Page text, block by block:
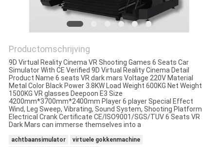
Productomschrijving
9D Virtual Reality Cinema VR Shooting Games 6 Seats Car
Simulator With CE Verified 9D Virtual Reality Cinema Detail
Product Name 6 seats VR dark mars Voltage 220V Material
Metal Color Black Power 3.8KW Load Weight 600KG Net Weight
1500KG VR glasses Deepoon E3 Size
4200mm*3700mm*2400mm Player 6 player Special Effect
Wind, Leg Sweep, Vibrating, Sound System, Shooting Platform
Electrical Crank Certificate CE/ISO9001/SGS/TUV 6 Seats VR
Dark Mars can immerse themselves into a
achtbaansimulator
virtuele gokkenmachine